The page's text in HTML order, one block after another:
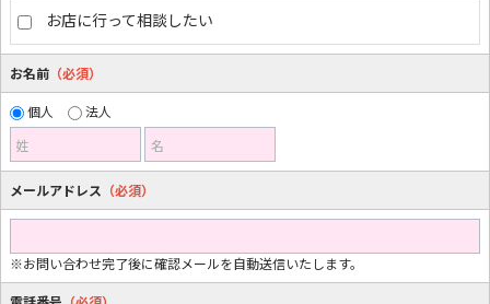
お店に行って相談したい
お名前 （必須）
個人
法人
姓
名
メールアドレス （必須）
※お問い合わせ完了後に確認メールを自動送信いたします。